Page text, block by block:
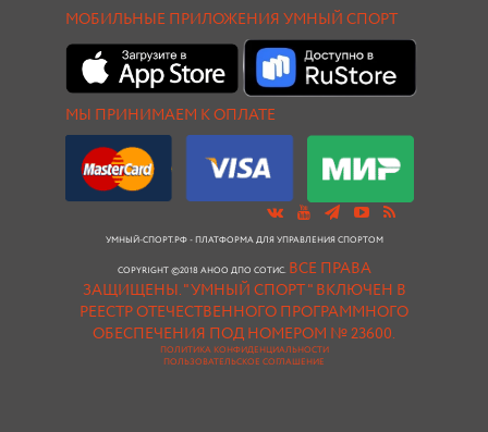
МОБИЛЬНЫЕ ПРИЛОЖЕНИЯ УМНЫЙ СПОРТ
МЫ ПРИНИМАЕМ К ОПЛАТЕ
УМНЫЙ-СПОРТ.РФ - ПЛАТФОРМА ДЛЯ УПРАВЛЕНИЯ СПОРТОМ
COPYRIGHT ©2018 АНОО ДПО СОТИС. ВСЕ ПРАВА
ЗАЩИЩЕНЫ."УМНЫЙ СПОРТ " ВКЛЮЧЕН В
РЕЕСТР ОТЕЧЕСТВЕННОГО ПРОГРАММНОГО
ОБЕСПЕЧЕНИЯ ПОД НОМЕРОМ № 23600.
ПОЛИТИКА КОНФИДЕНЦИАЛЬНОСТИ
ПОЛЬЗОВАТЕЛЬСКОЕ СОГЛАШЕНИЕ